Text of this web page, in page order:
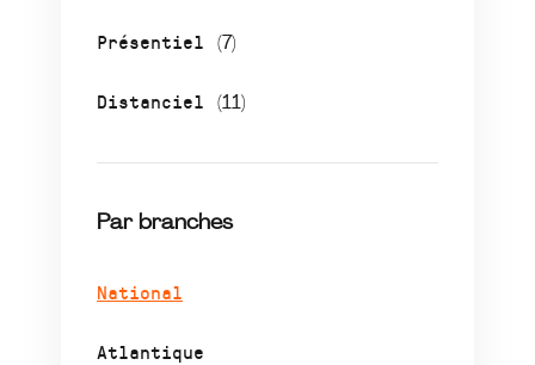
Présentiel (7)
Distanciel (11)
Par branches
National
Atlantique